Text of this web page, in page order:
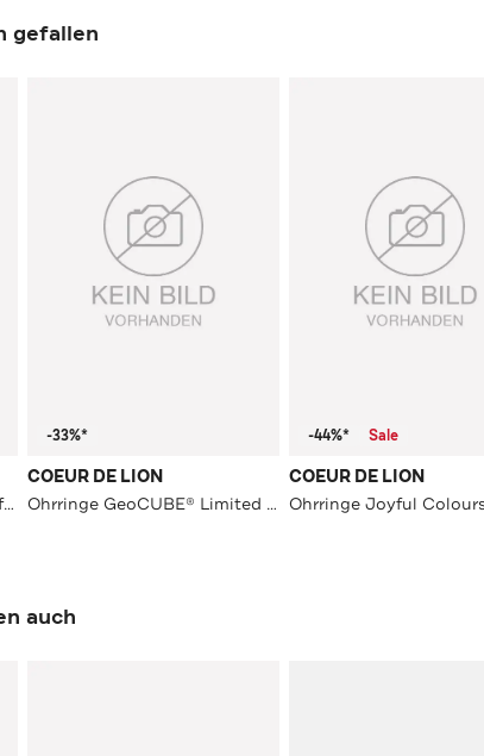
gefallen
Ohrringe Precious Fusion Offset Hellblau
-33%*
COEUR DE LION
Ohrringe GeoCUBE® Limited Edition Multicolor Rainbow
-44%* Sale
COEUR DE LION
auch